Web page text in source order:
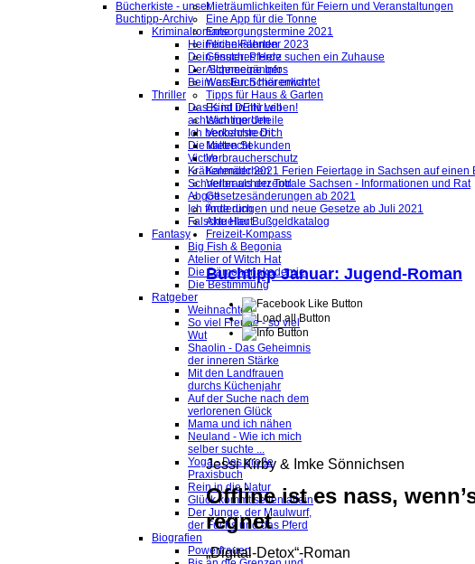
Bücherkiste - unser
Buchtipp-Archiv
Kriminalromane
Heimliche Fährten
Dein finsteres Herz
Der Schneegänger
Beim ersten Schärenlicht
Thriller
Das Kind in mir will
achtsam morden
Ich beobachte Dich
Die kalten Sekunden
Victim
Krähenmädchen
Schneller als der Tod
Abgott
Ich finde dich
Falsche Haut
Fantasy
Big Fish & Begonia
Atelier of Witch Hat
Die Dämonenakademie
Die Bestimmung
Ratgeber
Weihnachten
So viel Freude - so viel
Wut
Shaolin - Das Geheimnis
der inneren Stärke
Mit den Landfrauen
durchs Küchenjahr
Auf der Suche nach dem
verlorenen Glück
Mama und ich nähen
Neuland - Wie ich mich
selber suchte ...
Yoga - Das große
Praxisbuch
Rein in die Natur
Glück kommt selten allein
Der Junge, der Maulwurf,
der Fuchs und das Pferd
Biografien
Powerfrauen
Mieträumlichkeiten für Feiern und Veranstaltungen
Eine App für die Tonne
Entsorgungstermine 2021
Ferienkalender 2023
Gesuch: Pferde suchen ein Zuhause
Allgemeine Infos
Was Euch hier erwartet
Tipps für Haus & Garten
Es ist DEIN Leben!
Wichtige Urteile
Verkehrsrecht
Mietrecht
Verbraucherschutz
Kalender 2021 Ferien Feiertage in Sachsen auf einen
Verbraucherzentrale Sachsen - Informationen und Rat
Gesetzesänderungen ab 2021
Änderungen und neue Gesetze ab Juli 2021
Aktueller Bußgeldkatalog
Freizeit-Kompass
Buchtipp Januar: Jugend-Roman
Jessi Kirby & Imke Sönnichsen
Offline ist es nass,
regnet
„Digital-Detox“-Roman